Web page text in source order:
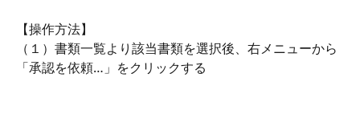
【操作方法】
（１）書類一覧より該当書類を選択後、右メニューから
「承認を依頼…」をクリックする